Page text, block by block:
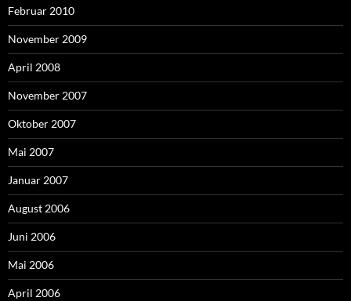
Februar 2010
November 2009
April 2008
November 2007
Oktober 2007
Mai 2007
Januar 2007
August 2006
Juni 2006
Mai 2006
April 2006